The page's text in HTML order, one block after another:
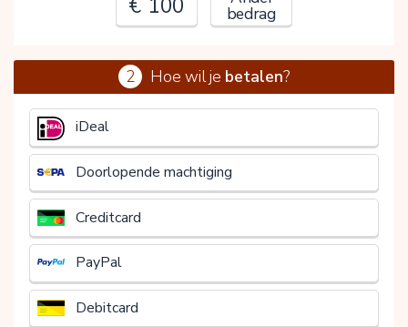
bedrag
€
2 Hoe wil je betalen?
iDeal
Doorlopende machtiging
Creditcard
PayPal
Debitcard